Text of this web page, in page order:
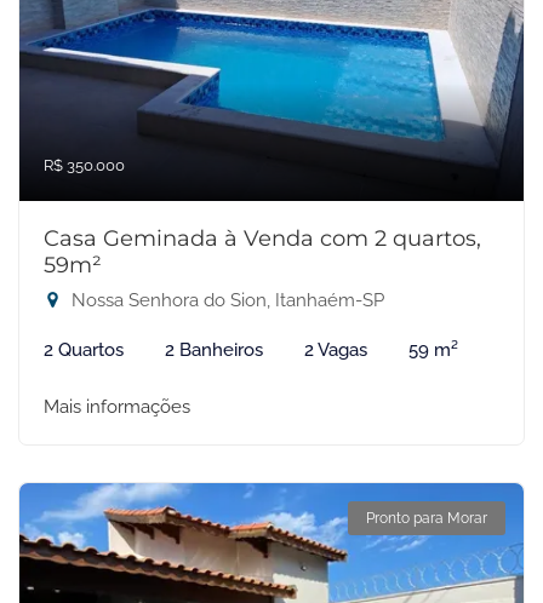
R$ 350.000
Casa Geminada à Venda com 2 quartos,
59m²
Nossa Senhora do Sion, Itanhaém-SP
2 Quartos 2 Banheiros 2 Vagas 59 m²
Mais informações
Pronto para Morar